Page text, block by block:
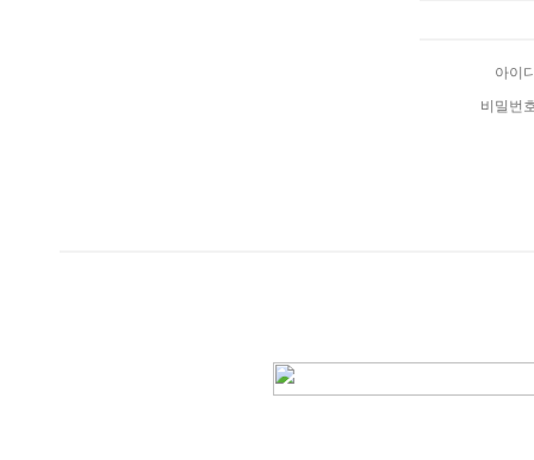
아이
비밀번